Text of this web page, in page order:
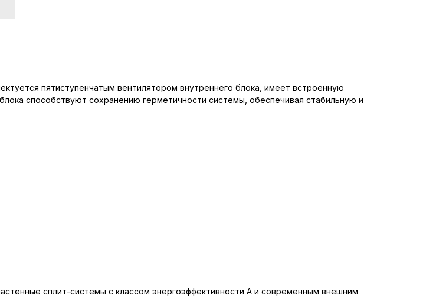
пятиступенчатым вентилятором внутреннего блока, имеет встроенную
способствуют сохранению герметичности системы, обеспечивая стабильную и
сплит-системы с классом энергоэффективности А и современным внешним